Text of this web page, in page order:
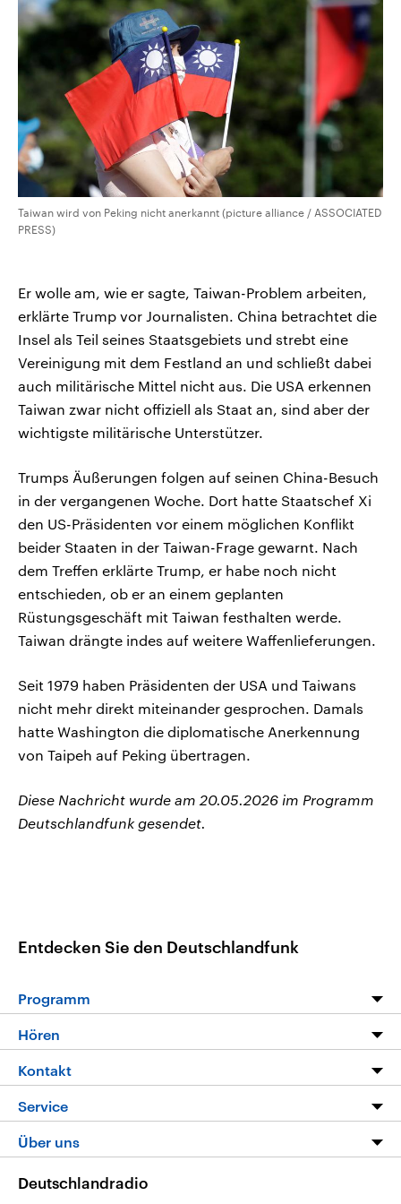
CDU, SPD und FDP regiert.-
Umfragen, Prognosen,
Wahlprogramme, aktuelle Berichte
und Hintergründe zu den Parteien
und Kandidaten der anstehenden
aktuelle Weltgeschehen.
Sendungen Programm Podcasts
Audio-Archiv
Taiwan wird von Peking nicht anerkannt (picture alliance / ASSOCIATED
PRESS)
Er wolle am, wie er sagte, Taiwan-Problem arbeiten,
erklärte Trump vor Journalisten. China betrachtet die
Insel als Teil seines Staatsgebiets und strebt eine
Vereinigung mit dem Festland an und schließt dabei
auch militärische Mittel nicht aus. Die USA erkennen
Taiwan zwar nicht offiziell als Staat an, sind aber der
wichtigste militärische Unterstützer.
Trumps Äußerungen folgen auf ​seinen China-Besuch
in der vergangenen Woche. Dort hatte Staatschef Xi
den US-Präsidenten vor einem möglichen Konflikt
beider Staaten in der Taiwan-Frage gewarnt. Nach
dem Treffen erklärte Trump, er habe noch ‌nicht
entschieden, ob er an einem geplanten
Rüstungsgeschäft mit Taiwan festhalten werde.
Taiwan drängte indes auf weitere Waffenlieferungen.
Seit 1979 haben Präsidenten der USA und Taiwans
nicht mehr direkt miteinander gesprochen. Damals
hatte Washington die diplomatische ⁠Anerkennung
von Taipeh auf Peking ⁠übertragen.
Diese Nachricht wurde am 20.05.2026 im Programm
Deutschlandfunk gesendet.
Entdecken Sie den Deutschlandfunk
Programm
Programm
Die Nachrichten
Nachrichtenleicht
Neue Beiträge auf dlf.de
Hören
Livestream
Podcasts
Deutschlandfunk App
Nachrichten App
Kontakt
Hörerservice
Service
FAQ
Veranstaltungen
Über uns
Deutschlandradio